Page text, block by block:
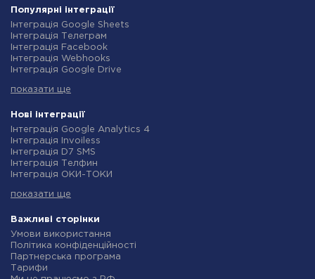
Популярні інтеграції
Інтеграція Google Sheets
Інтеграція Телеграм
Інтеграція Facebook
Інтеграція Webhooks
Інтеграція Google Drive
Інтеграція Gmail
Інтеграція Rozetka
Інтеграція OpenAI (ChatGPT)
Інтеграція Binotel
Інтеграція Prom
Інтеграція Приват24
Інтеграція OLX
Інтеграція SendPulse
Інтеграція Stream Telecom
Інтеграція Google Analytics
Інтеграція Creatio
Інтеграція Ringostat
Інтеграція Google Calendar
показати ще
Нові інтеграції
Інтеграція Google Analytics 4
Інтеграція Invoiless
Інтеграція D7 SMS
Інтеграція Телфин
Інтеграція ОКИ-ТОКИ
Інтеграція Microsoft Dynamics 365
Інтеграція TxtSync
Інтеграція Wire2Air
Інтеграція Corezoid
Інтеграція Infobip
Інтеграція Instasent
Інтеграція AtomPark
показати ще
Важливі сторінки
Умови використання
Політика конфіденційності
Партнерська програма
Тарифи